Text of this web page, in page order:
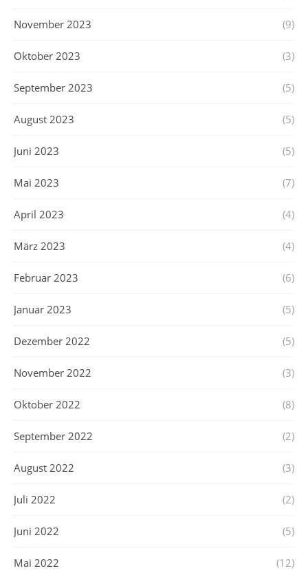
November 2023 (9)
Oktober 2023 (3)
September 2023 (5)
August 2023 (5)
Juni 2023 (5)
Mai 2023 (7)
April 2023 (4)
März 2023 (4)
Februar 2023 (6)
Januar 2023 (5)
Dezember 2022 (5)
November 2022 (3)
Oktober 2022 (8)
September 2022 (2)
August 2022 (3)
Juli 2022 (2)
Juni 2022 (5)
Mai 2022 (12)